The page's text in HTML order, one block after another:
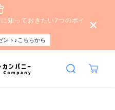
知っておきたい7つのポイ
ント♪こちらから